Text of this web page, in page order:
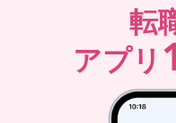
転
アプリ